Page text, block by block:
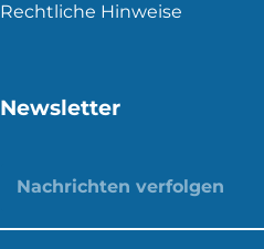
Rechtliche Hinweise
Newsletter